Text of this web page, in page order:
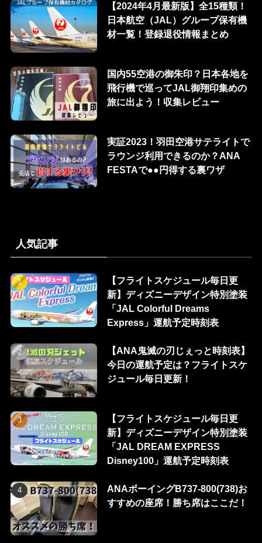
【2024年4月最新版】全15種類！
日本航空（JAL）グループ保有機
材一覧！登録退役情報まとめ
国内55空港の御朱印？日本各地を
飛行機で巡ってJAL御翔印集めの
旅に出よう！収集レビュー
実証2023！羽田空港サテライトで
ラウンジ利用できるのか？ANA
FESTAで●●円得する裏ワザ
人気記事
【フライトスケジュール毎日更
新】ディズニーデザイン特別塗装
「JAL Colorful Dreams
Express」運航予定時刻表
【ANA鬼滅の刃じぇっと時刻表】
今日の運航予定は？フライトスケ
ジュール毎日更新！
【フライトスケジュール毎日更
新】ディズニーデザイン特別塗装
「JAL DREAM EXPRESS
Disney100」運航予定時刻表
ANAボーイングB737-800(738)お
すすめの座席！勝ち席はここだ！